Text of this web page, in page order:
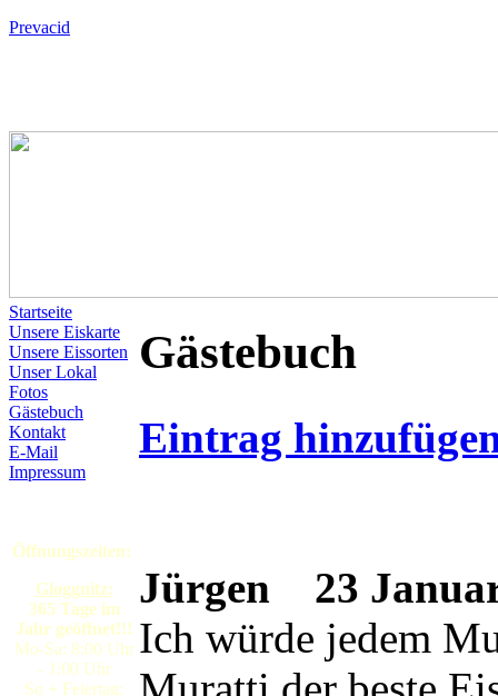
Prevacid
Startseite
Unsere Eiskarte
Unsere Eissorten
Unser Lokal
Fotos
Gästebuch
Kontakt
E-Mail
Impressum
Öffnungszeiten:
Gloggnitz:
365 Tage im
Jahr geöffnet!!!
Mo-Sa: 8:00 Uhr
- 1:00 Uhr
So + Feiertag:
Gästebuch
Eintrag
Jürgen
23
Ich würde jedem